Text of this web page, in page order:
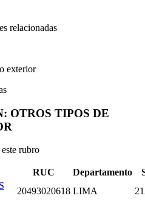
relacionadas
exterior
OTROS TIPOS DE
rubro
RUC Departamento
20493020618 LIMA